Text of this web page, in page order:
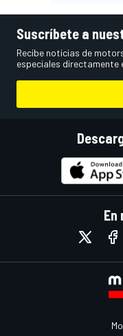
Suscríbete a
Recibe noticias de
especiales directamente
En